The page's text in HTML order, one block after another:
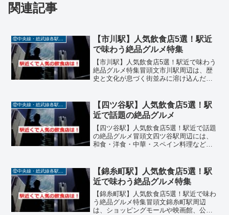
関連記事
⑫中央線・総武線各駅停車
【市川駅】人気飲食店5選！駅近
で味わう絶品グルメ特集
【市川駅】人気飲食店5選！駅近で味わう
絶品グルメ特集冒頭文市川駅周辺は、歴
史と文化が息づく街並みに溶け込んだ魅
の記事では、中央線・総武線各駅停車の
【市川駅】近くで特に人...
⑫中央線・総武線各駅停車
【四ツ谷駅】人気飲食店5選！駅
近で話題の絶品グルメ
【四ツ谷駅】人気飲食店5選！駅近で話題
の絶品グルメ冒頭文四ツ谷駅周辺には、
和食・洋食・中華・スペイン料理など、
駅停車の【四ツ谷駅】近くで特に評判の
高いレストランを5店舗...
【錦糸町駅】人気飲食店5選！駅
近で味わう絶品グルメ特集
【錦糸町駅】人気飲食店5選！駅近で味わ
う絶品グルメ特集冒頭文錦糸町駅周辺
は、ショッピングモールや映画館、公園